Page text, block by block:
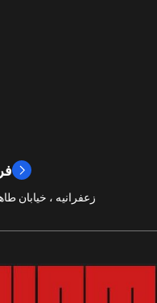
زعفرانیه ، خیابان